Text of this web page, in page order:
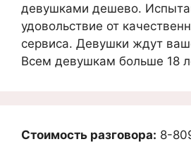
девушками дешево.
удовольствие от
сервиса. Девушки ждут
Всем девушкам больше 18
Стоимость разговора: 8-